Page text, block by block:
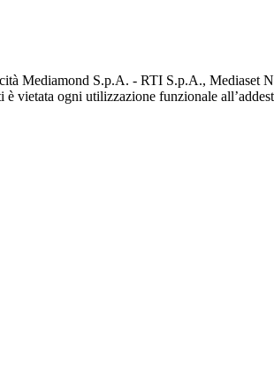
Mediamond S.p.A. - RTI S.p.A., Mediaset
vietata ogni utilizzazione funzionale